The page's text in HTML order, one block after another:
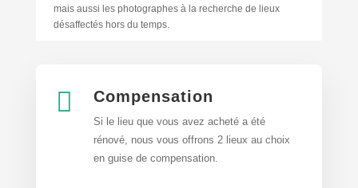
mais aussi les photographes à la recherche de lieux
désaffectés hors du temps.
 Compensation
Si le lieu que vous avez acheté a été
rénové, nous vous offrons 2 lieux au choix
en guise de compensation.